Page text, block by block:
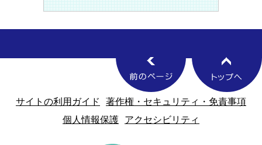
サイトの利用ガイド
著作権・セキュリティ・免責事項
個人情報保護
アクセシビリティ